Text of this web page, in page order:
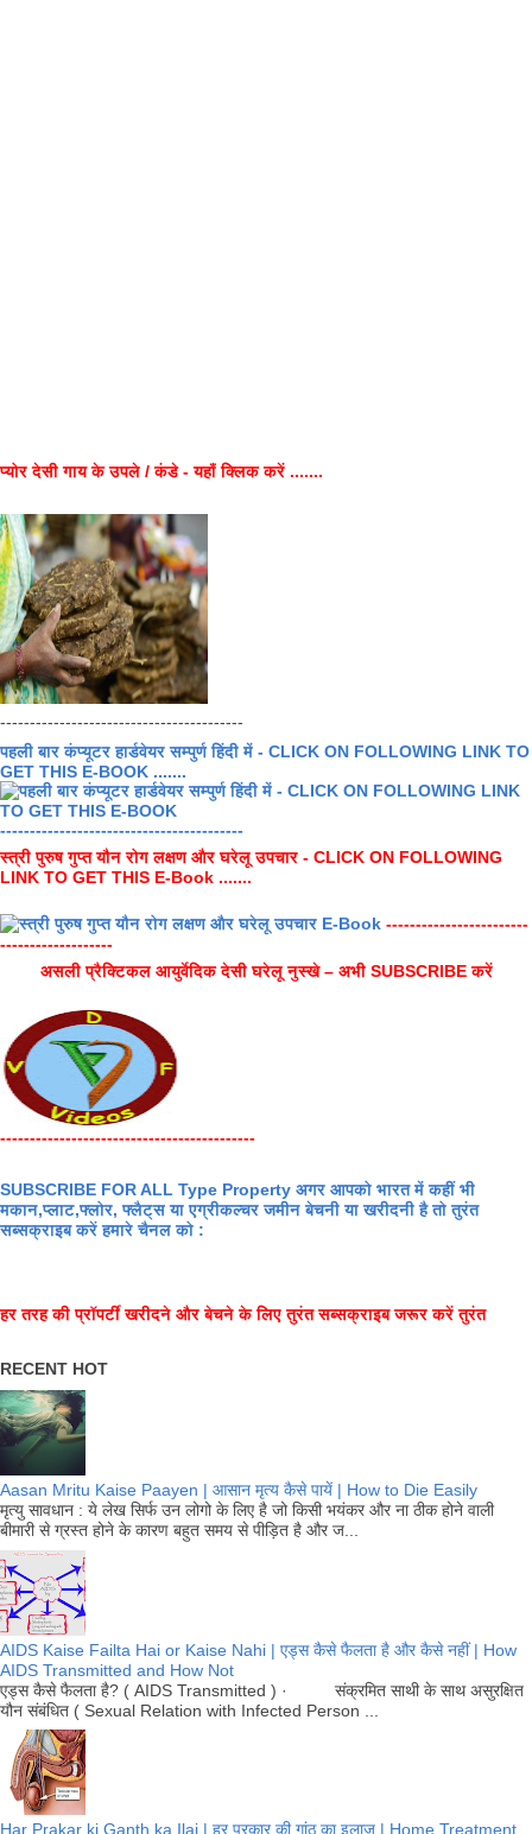
प्योर देसी गाय के उपले / कंडे - यहाँ क्लिक करें .......
-----------------------------------------
पहली बार कंप्यूटर हार्डवेयर सम्पुर्ण हिंदी में - CLICK ON FOLLOWING LINK TO
GET THIS E-BOOK .......
-----------------------------------------
स्त्री पुरुष गुप्त यौन रोग लक्षण और घरेलू उपचार - CLICK ON FOLLOWING
LINK TO GET THIS E-Book .......
------------------------
-------------------
असली प्रैक्टिकल आयुर्वेदिक देसी घरेलू नुस्खे – अभी SUBSCRIBE करें
-------------------------------------------
SUBSCRIBE FOR ALL Type Property अगर आपको भारत में कहीं भी
मकान,प्लाट,फ्लोर, फ्लैट्स या एग्रीकल्चर जमीन बेचनी या खरीदनी है तो तुरंत
सब्सक्राइब करें हमारे चैनल को :
हर तरह की प्रॉपर्टी खरीदने और बेचने के लिए तुरंत सब्सक्राइब जरूर करें तुरंत
RECENT HOT
Aasan Mritu Kaise Paayen | आसान मृत्य कैसे पायें | How to Die Easily
मृत्यु सावधान : ये लेख सिर्फ उन लोगो के लिए है जो किसी भयंकर और ना ठीक होने वाली
बीमारी से ग्रस्त होने के कारण बहुत समय से पीड़ित है और ज...
AIDS Kaise Failta Hai or Kaise Nahi | एड्स कैसे फैलता है और कैसे नहीं | How
AIDS Transmitted and How Not
एड्स कैसे फैलता है? ( AIDS Transmitted ) · संक्रमित साथी के साथ असुरक्षित
यौन संबंधित ( Sexual Relation with Infected Person ...
Har Prakar ki Ganth ka Ilaj | हर प्रकार की गांठ का इलाज | Home Treatment